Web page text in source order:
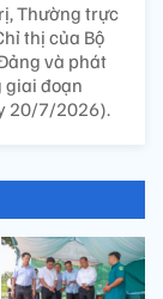
Thường trực
thị của Bộ
và phát
giai đoạn
20/7/2026).